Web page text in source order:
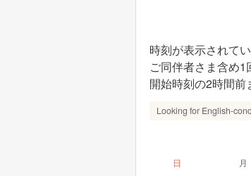
時刻が表示されて
ご同伴者さま含め1
開始時刻の2時間前
Looking for English-
日 月